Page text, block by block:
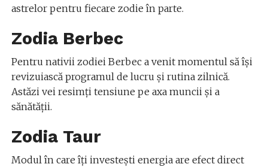
astrelor pentru fiecare zodie în parte.
Zodia Berbec
Pentru nativii zodiei Berbec a venit momentul să își
revizuiască programul de lucru și rutina zilnică.
Astăzi vei resimți tensiune pe axa muncii și a
sănătății.
Zodia Taur
Modul în care îți investești energia are efect direct